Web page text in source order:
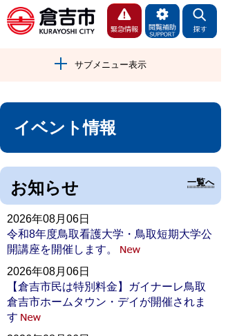
サブメニュー表示
イベント情報
お知らせ 一覧へ
2026年08月06日
令和8年度鳥取看護大学・鳥取短期大学公
開講座を開催します。
2026年08月06日
【倉吉市民は特別料金】ガイナーレ鳥取
倉吉市ホームタウン・デイが開催されま
す